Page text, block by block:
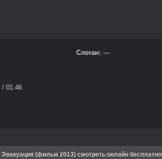
/ 01:46
Слоган: —
Эвакуация (фильм 2013) смотреть онлайн бесплатно